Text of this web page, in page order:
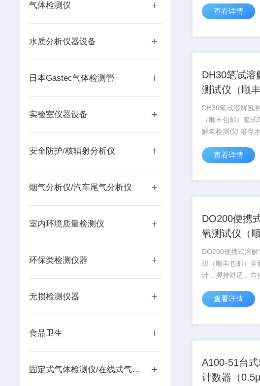
气体检测仪
水质分析仪器设备
日本Gastec气体检测管
实验室仪器设备
安全防护/核辐射分析仪
烟气分析仪/汽车尾气分析仪
室内环境质量检测仪
环保类检测仪器
无损检测仪器
食品卫生
固定式气体检测仪/在线式气体监测仪
位量测范围-2000
ppm
查看详情
DH30笔试溶
测试仪（顺
邮）
DH30笔试溶解氢
（顺丰包邮）笔式
解氢检测仪/ 溶存水
水），水素水生成
用，无需校正，电
查看详情
DO200便携
氧测试仪（
邮）
DO200便携式溶解
仪（顺丰包邮）全
计，握持舒适，方
65*40mm，超大
级，机身浮水设计
查看详情
A100-51台
计数器（